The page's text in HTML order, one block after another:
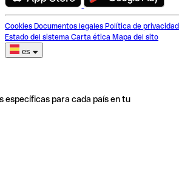
Cookies Documentos legales Política de privacidad
Estado del sistema Carta ética Mapa del sito
es
específicas para cada país en tu